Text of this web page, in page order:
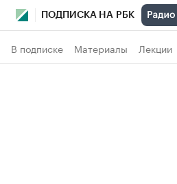
ПОДПИСКА НА РБК
В подписке Материалы Лекции